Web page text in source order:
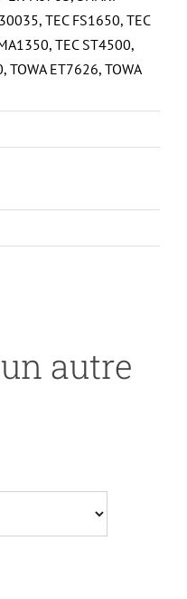
, TEC FS1650, TEC
, TEC ST4500,
, TOWA ET7626, TOWA
autre